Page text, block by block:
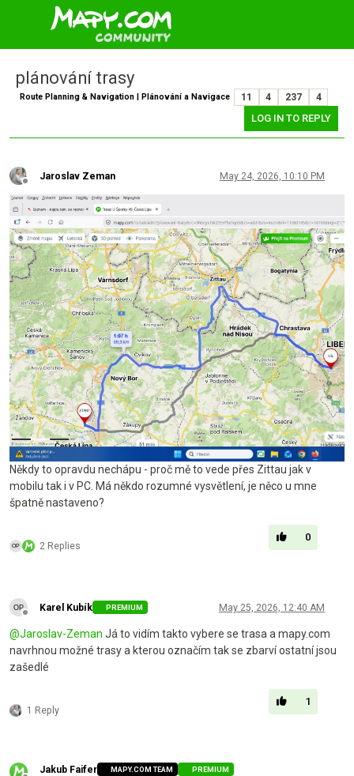
plánování trasy
Route Planning & Navigation | Plánování a Navigace 11 4 237 4
LOG IN TO REPLY
Jaroslav Zeman May 24, 2026, 10:10 PM
Někdy to opravdu nechápu - proč mě to vede přes Zittau jak v
mobilu tak i v PC. Má někdo rozumné vysvětlení, je něco u mne
špatně nastaveno?
2 Replies
0
Offline
Karel Kubík PREMIUM May 25, 2026, 12:40 AM
@Jaroslav-Zeman Já to vidím takto vybere se trasa a mapy.com
navrhnou možné trasy a kterou označím tak se zbarví ostatní jsou
zašedlé
1 Reply
1
Jakub Faifer MAPY.COM TEAM PREMIUM